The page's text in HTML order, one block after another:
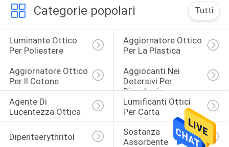
Categorie popolari Tutti
Luminante Ottico
Per Poliestere
Aggiornatore Ottico
Per La Plastica
Aggiornatore Ottico
Per Il Cotone
Aggiocanti Nei
Detersivi Per
Biancheria
Agente Di
Lucentezza Ottica
Lumificanti Ottici
Per Carta
Dipentaerythritol
Sostanza
Assorbente